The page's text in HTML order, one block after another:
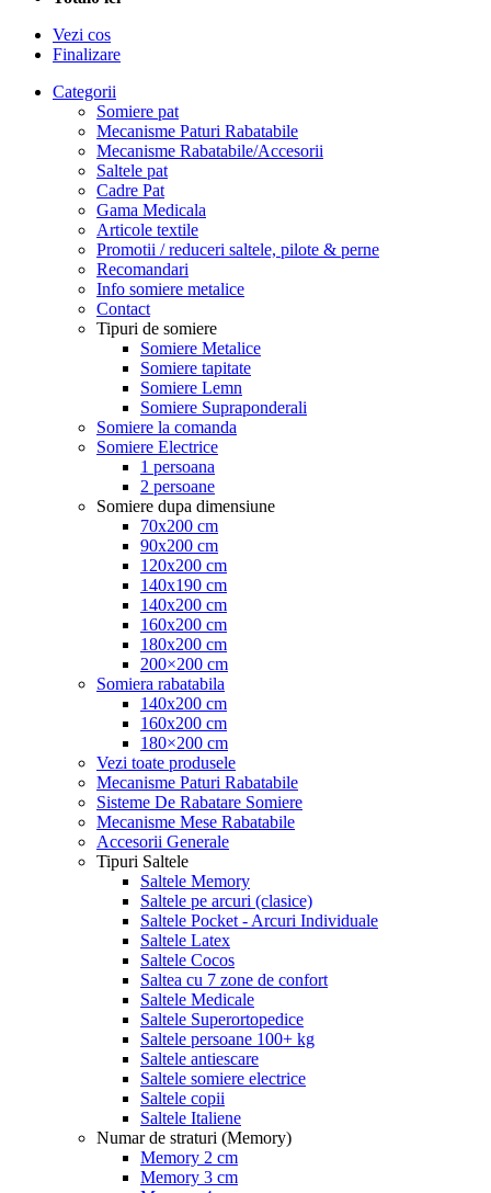
Vezi cos
Finalizare
Categorii
Somiere pat
Mecanisme Paturi Rabatabile
Mecanisme Rabatabile/Accesorii
Saltele pat
Cadre Pat
Gama Medicala
Articole textile
Promotii / reduceri saltele, pilote & perne
Recomandari
Info somiere metalice
Contact
Tipuri de somiere
Somiere Metalice
Somiere tapitate
Somiere Lemn
Somiere Supraponderali
Somiere la comanda
Somiere Electrice
1 persoana
2 persoane
Somiere dupa dimensiune
70x200 cm
90x200 cm
120x200 cm
140x190 cm
140x200 cm
160x200 cm
180x200 cm
200×200 cm
Somiera rabatabila
140x200 cm
160x200 cm
180×200 cm
Vezi toate produsele
Mecanisme Paturi Rabatabile
Sisteme De Rabatare Somiere
Mecanisme Mese Rabatabile
Accesorii Generale
Tipuri Saltele
Saltele Memory
Saltele pe arcuri (clasice)
Saltele Pocket - Arcuri Individuale
Saltele Latex
Saltele Cocos
Saltea cu 7 zone de confort
Saltele Medicale
Saltele Superortopedice
Saltele persoane 100+ kg
Saltele antiescare
Saltele somiere electrice
Saltele copii
Saltele Italiene
Numar de straturi (Memory)
Memory 2 cm
Memory 3 cm